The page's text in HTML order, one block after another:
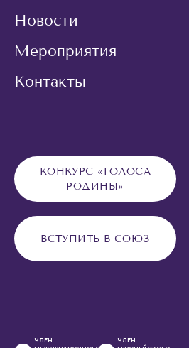
Новости
Мероприятия
Контакты
КОНКУРС «ГОЛОСА
РОДИНЫ»
ВСТУПИТЬ В СОЮЗ
ЧЛЕН
ЧЛЕН